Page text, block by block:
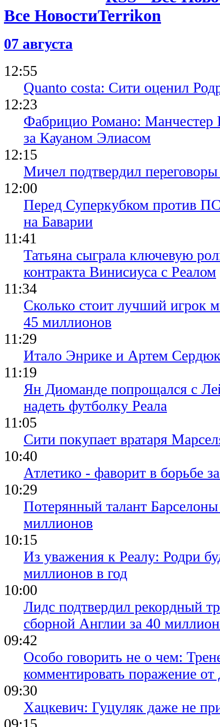
Все Новости
07 августа
12:55
Quanto costa: Сити оценил
12:23
Фабрицио Романо: Манчестер
за Кауаном Элиасом
12:15
Мичел подтвердил
12:00
Перед Суперкубком против
на Баварии
11:41
Татьяна сыграла ключевую
контракта Винисиуса с Реалом
11:34
Сколько стоит лучший игрок
45 миллионов
11:29
Итало Энрике и Артем
11:19
Ян Диоманде попрощался с
надеть футболку Реала
11:05
Сити покупает вратаря
10:40
Атлетико - фаворит в борьбе
10:29
Потерянный талант
миллионов
10:15
Из уважения к Реалу: Родри
миллионов в год
10:00
Лидс подтвердил рекордный
сборной Англии за 40
09:42
Особо говорить не о чем:
комментировать поражение
09:30
Хацкевич: Гуцуляк даже не